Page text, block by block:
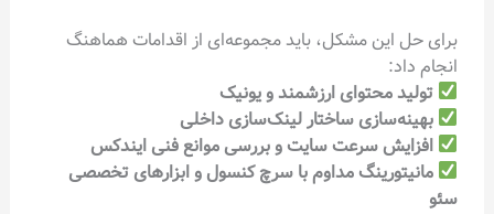
برای حل این مشکل، باید مجموعه‌ای از اقدامات هماهنگ
انجام داد:
تولید محتوای ارزشمند و یونیک
بهینه‌سازی ساختار لینک‌سازی داخلی
افزایش سرعت سایت و بررسی موانع فنی ایندکس
مانیتورینگ مداوم با سرچ کنسول و ابزارهای تخصصی
سئو